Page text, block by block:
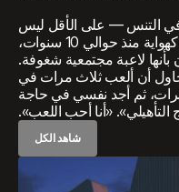
في التنس — على الأقل ليس
تمامًا. فقد بدأت ممارسة هذه الرياضة كهواية منذ حوالي 10 سنوات،
لاعبة مجتمعية شغوفة.
أن ألعب ثلاث مرات في
مرات، ثم أجد نفسي في حاجة
التأهيلي». «أنا أحب اللعب».
شاهد الكل